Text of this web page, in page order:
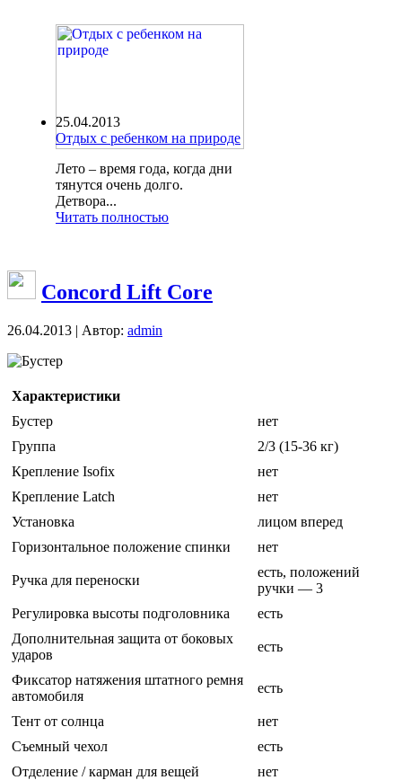
25.04.2013
Отдых с ребенком на природе
Лето – время года, когда дни
тянутся очень долго.
Детвора...
Читать полностью
Concord Lift Core
26.04.2013 | Автор: admin
Бустер
Характеристики
Бустер
нет
Группа
2/3 (15-36 кг)
Крепление Isofix
нет
Крепление Latch
нет
Установка
лицом вперед
Горизонтальное положение спинки
нет
Ручка для переноски
есть, положений
ручки — 3
Регулировка высоты подголовника
есть
Дополнительная защита от боковых
ударов
есть
Фиксатор натяжения штатного ремня
автомобиля
есть
Тент от солнца
нет
Съемный чехол
есть
Отделение / карман для вещей
нет